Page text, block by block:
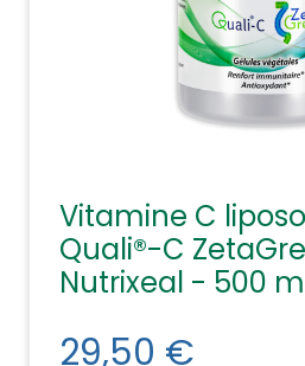
Vitamine C
Quali®-C
Nutrixeal - 500
29,50 €